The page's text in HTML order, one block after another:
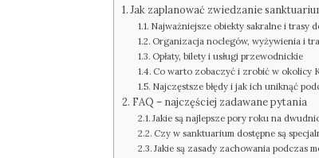
Jak zaplanować zwiedzanie
Najważniejsze obiekty sakralne i trasy
Organizacja noclegów, wyżywienia i
Opłaty, bilety i usługi przewodnickie
Co warto zobaczyć i zrobić w okolicy
Najczęstsze błędy i jak ich uniknąć
FAQ – najczęściej zadawane pytania
Jakie są najlepsze pory roku na
Czy w sanktuarium dostępne są
Jakie są zasady zachowania podczas